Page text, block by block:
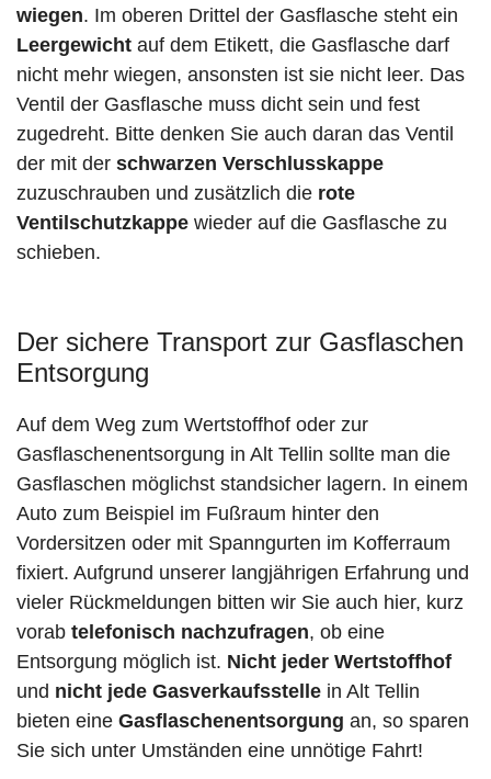
wiegen. Im oberen Drittel der Gasflasche steht ein
Leergewicht auf dem Etikett, die Gasflasche darf
nicht mehr wiegen, ansonsten ist sie nicht leer. Das
Ventil der Gasflasche muss dicht sein und fest
zugedreht. Bitte denken Sie auch daran das Ventil
der mit der schwarzen Verschlusskappe
zuzuschrauben und zusätzlich die rote
Ventilschutzkappe wieder auf die Gasflasche zu
schieben.
Der sichere Transport zur Gasflaschen
Entsorgung
Auf dem Weg zum Wertstoffhof oder zur
Gasflaschenentsorgung in Alt Tellin sollte man die
Gasflaschen möglichst standsicher lagern. In einem
Auto zum Beispiel im Fußraum hinter den
Vordersitzen oder mit Spanngurten im Kofferraum
fixiert. Aufgrund unserer langjährigen Erfahrung und
vieler Rückmeldungen bitten wir Sie auch hier, kurz
vorab telefonisch nachzufragen, ob eine
Entsorgung möglich ist. Nicht jeder Wertstoffhof
und nicht jede Gasverkaufsstelle in Alt Tellin
bieten eine Gasflaschenentsorgung an, so sparen
Sie sich unter Umständen eine unnötige Fahrt!